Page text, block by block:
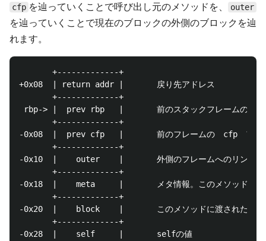
cfp を辿っていくことで呼び出し元のメソッドを、 outer
を辿っていくことで現在のブロックの外側のブロックを辿
れます。
       +-------------+
+0x08  | return addr |　　　　戻り先アドレス
       +-------------+
rbp-> |  prev rbp   |　　　　前のスタックフレームの　
       +-------------+
-0x08  |  prev cfp   |　　　　前のフレームの　cfp　アド
       +-------------+
-0x10  |    outer    |　　　　外側のフレームへのリンク
       +-------------+
-0x18  |    meta     |　　　　メタ情報。このメソッドの関
       +-------------+
-0x20  |    block    |　　　　このメソッドに渡されたブロ
       +-------------+
-0x28  |    self     |　　　　selfの値